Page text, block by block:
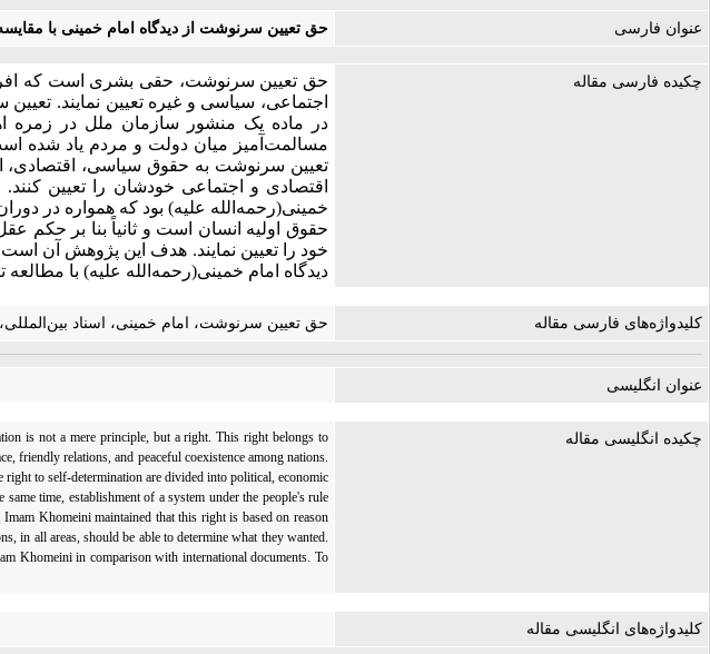
عنوان فارسی حق تعیین سرنوشت از دیدگاه امام خمینی با
چکیده فارسی مقاله
حق تعیین سرنوشت، حقی بشری است که
اجتماعی، سیاسی و غیره تعیین نمایند.
در ماده یک منشور سازمان ملل در زمره
مسالمت‌آمیز میان دولت و مردم یاد شده
تعیین سرنوشت به حقوق سیاسی، اقتصادی،
اقتصادی و اجتماعی خودشان را تعیین
خمینی(رحمه‌الله علیه) بود که همواره در
حقوق اولیه انسان است و ثانیاً بنا بر
خود را تعیین نمایند. هدف این پژوهش آن
دیدگاه امام خمینی(رحمه‌الله علیه) با
کلیدواژه‌های فارسی مقاله حق تعیین سرنوشت، امام خمینی، اسناد بین‌المللی،
عنوان انگلیسی
چکیده انگلیسی مقاله
is not a mere principle, but a right. This right belongs to
friendly relations, and peaceful coexistence among nations.
to self-determination are divided into political, economic
time, establishment of a system under the people's rule
Khomeini maintained that this right is based on reason
in all areas, should be able to determine what they wanted.
Khomeini in comparison with international documents. To
کلیدواژه‌های انگلیسی مقاله